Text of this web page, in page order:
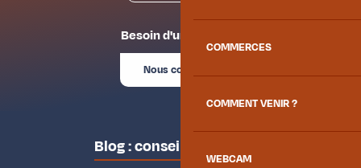
COMMERCES
COMMENT VENIR ?
WEBCAM
Besoin d'un conseil ?
Nous contacter
Blog : conseils des locaux